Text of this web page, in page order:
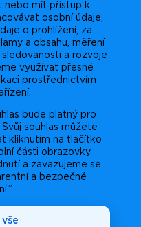
nebo mít přístup k
osobní údaje,
o prohlížení, za
a obsahu, měření
a rozvoje
využívat přesné
prostřednictvím
bude platný pro
souhlas můžete
kliknutím na tlačítko
části obrazovky.
a zavazujeme se
a bezpečné